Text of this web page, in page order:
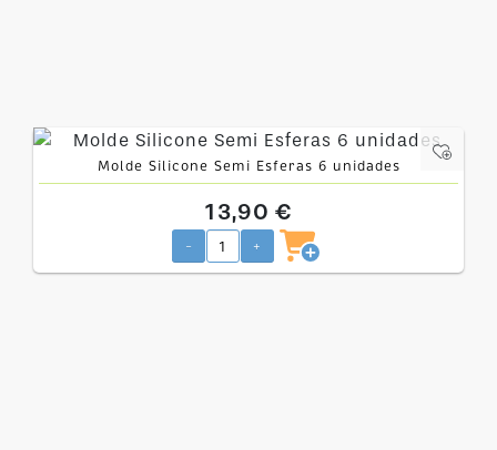
Molde Silicone Semi Esferas 6 unidades
13,90 €
- +